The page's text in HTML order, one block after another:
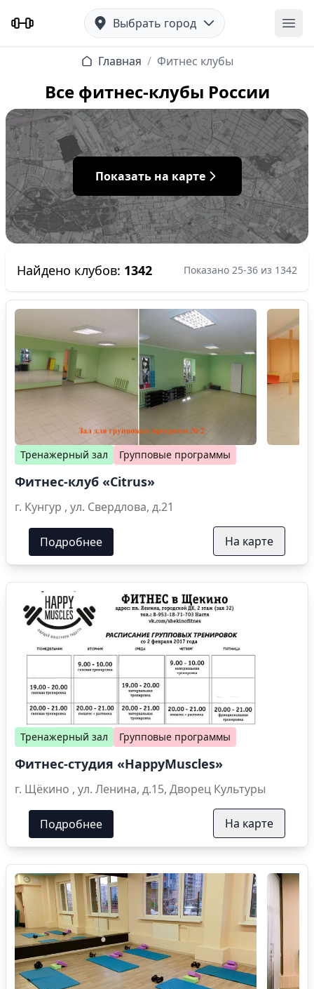
Выбрать город
Главная / Фитнес клубы
Все фитнес-клубы России
Показать на карте
Найдено клубов: 1342 Показано 25-36 из 1342
Тренажерный зал Групповые программы
Фитнес-клуб «Citrus»
г. Кунгур , ул. Свердлова, д.21
Подробнее На карте
Тренажерный зал Групповые программы
Фитнес-студия «HappyMuscles»
г. Щёкино , ул. Ленина, д.15, Дворец Культуры
Подробнее На карте